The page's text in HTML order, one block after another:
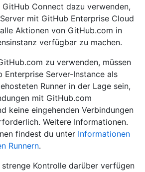
Connect dazu verwenden,
mit GitHub Enterprise Cloud
Aktionen von GitHub.com in
verfügbar zu machen.
zu verwenden, müssen
Enterprise Server-Instance als
Runner in der Lage sein,
mit GitHub.com
keine eingehenden Verbindungen
Weitere Informationen.
findest du unter Informationen
Runnern.
strenge Kontrolle darüber verfügen